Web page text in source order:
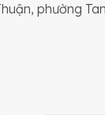
phường